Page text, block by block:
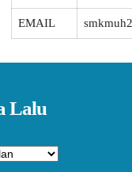
EMAIL
Lalu